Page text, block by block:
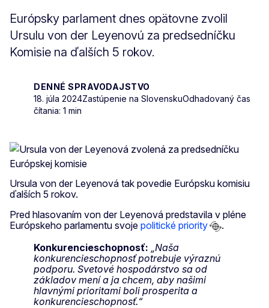
Európsky parlament dnes opätovne zvolil
Ursulu von der Leyenovú za predsedníčku
Komisie na ďalších 5 rokov.
DENNÉ SPRAVODAJSTVO
18. júla 2024Zastúpenie na SlovenskuOdhadovaný čas
čítania: 1 min
Ursula von der Leyenová tak povedie Európsku komisiu
ďalších 5 rokov.
Pred hlasovaním von der Leyenová predstavila v pléne
Európskeho parlamentu svoje politické priority
.
Konkurencieschopnosť: „Naša
konkurencieschopnosť potrebuje výraznú
podporu. Svetové hospodárstvo sa od
základov mení a ja chcem, aby našimi
hlavnými prioritami boli prosperita a
konkurencieschopnosť.“